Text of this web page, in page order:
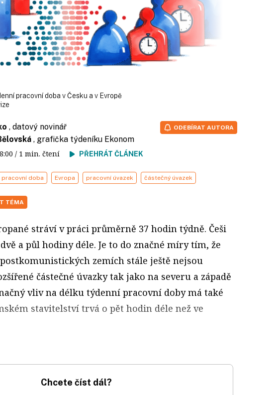
pracovní doba v Česku a v Evropě
, datový novinář
, grafička týdeníku Ekonom
/ 1 min. čtení PŘEHRÁT ČLÁNEK
ODEBÍRAT AUTORA
pracovní doba Evropa pracovní úvazek částečný úvazek
TÉMA
stráví v práci průměrně 37 hodin týdně. Češi
a půl hodiny déle. Je to do značné míry tím, že
zemích stále ještě nejsou
částečné úvazky tak jako na severu a západě
vliv na délku týdenní pracovní doby má také
stavitelství trvá o pět hodin déle než ve
Chcete číst dál?